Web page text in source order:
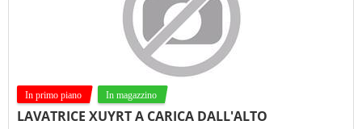
LAVATRICE XUYRT A CARICA DALL'ALTO